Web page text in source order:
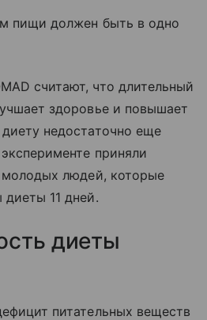
пищи должен быть в одно
считают, что длительный
здоровье и повышает
недостаточно еще
приняли
молодых людей, которые
11 дней.
диеты
питательных веществ